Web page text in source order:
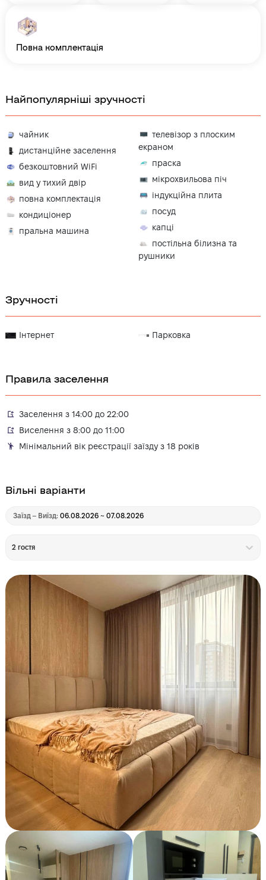
повна комплектація
Найпопулярніші зручності
чайник
дистанційне заселення
безкоштовний WiFi
вид у тихий двір
повна комплектація
кондиціонер
пральна машина
телевізор з плоским
екраном
праска
мікрохвильова піч
індукційна плита
посуд
капці
постільна білизна та
рушники
Зручності
Інтернет Парковка
Правила заселення
Заселення з 14:00 до 22:00
Виселення з 8:00 до 11:00
Мінімальний вік реєстрації заїзду з 18 років
Вільні варіанти
Заїзд – Виїзд: 06.08.2026 ~ 07.08.2026
2 гостя